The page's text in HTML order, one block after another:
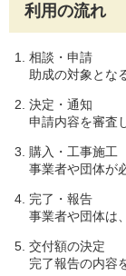
利 用の流れ
相談・申請
助成の対象とな
決定・通知
申請内容を審査
購入・工事施工
事業者や団体が
完了・報告
事業者や団体は
交付額の決定
完了報告の内容